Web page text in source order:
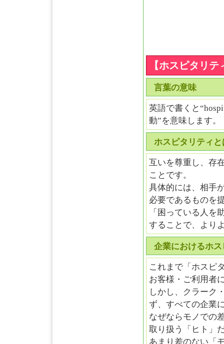
【ホスピタリテ
言葉の意味
英語で書くと
動”を意味します。
ホスピタリティと
互いを尊重し、存
ことです。
具体的には、相手
必要であるものを
「困っている人を
することで、より
企業におけるホ
これまで「ホスピ
お客様・ご利用者
しかし、クラーク
ず、すべての企業
なぜならモノでの
取り扱う「ヒト」
あまり差のない「